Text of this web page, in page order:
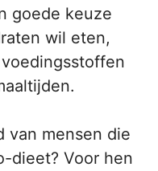
goede keuze
wil eten,
van mensen die
dieet? Voor hen